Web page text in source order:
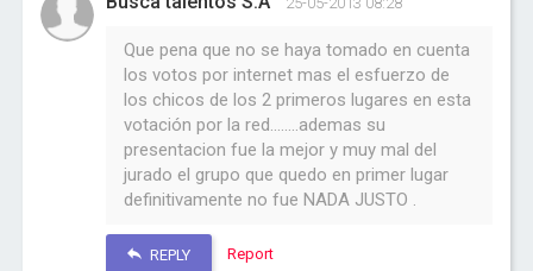
Que pena que no se haya tomado en cuenta
los votos por internet mas el esfuerzo de
los chicos de los 2 primeros lugares en esta
votación por la red........ademas su
presentacion fue la mejor y muy mal del
jurado el grupo que quedo en primer lugar
definitivamente no fue NADA JUSTO .
REPLY Report